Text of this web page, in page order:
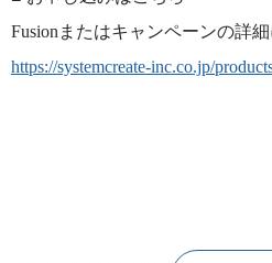
Fusionまたはキャンペーンの詳
https://systemcreate-inc.co.jp/